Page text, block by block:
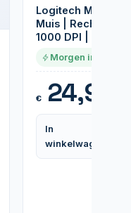
Logitech M280 |
Muis |
1000 DPI | Zwart
Morgen in huis
€24,95
In
winkelwagen